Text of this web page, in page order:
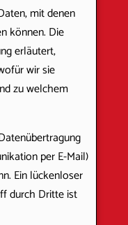
mit denen
können. Die
erläutert,
wir sie
zu welchem
per E-Mail)
Ein lückenloser
durch Dritte ist